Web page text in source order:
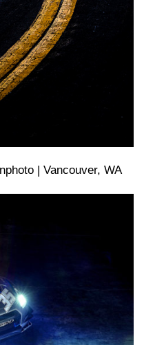
| Vancouver, WA